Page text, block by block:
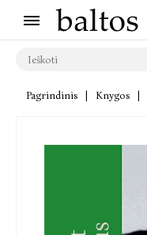
Pagrindinis Knygos